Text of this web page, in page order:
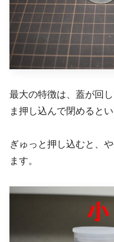
最大の特徴は、蓋が回
ま押し込んで閉めるとい
ぎゅっと押し込むと、
ます。